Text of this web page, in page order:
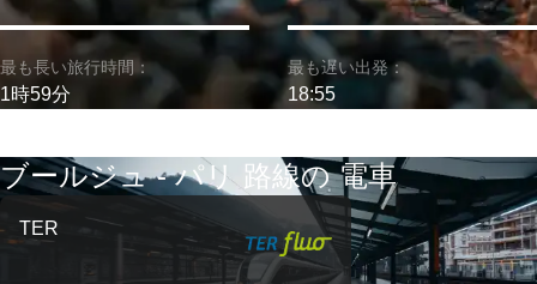
最も長い旅行時間：
1時59分
最も遅い出発：
18:55
ブールジュ - パリ 路線の 電車
TER